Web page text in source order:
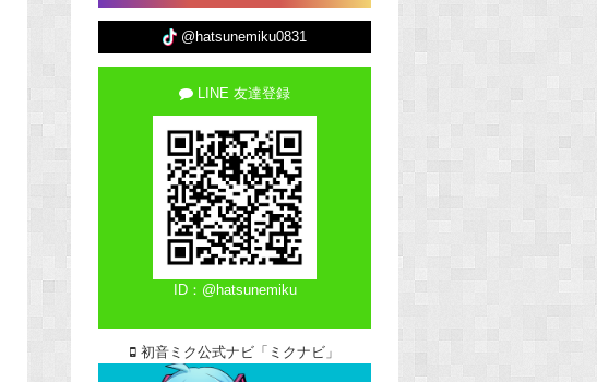
@hatsunemiku0831
LINE 友達登録
ID：@hatsunemiku
初音ミク公式ナビ「ミクナビ」